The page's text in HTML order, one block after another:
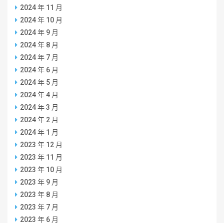
2024 年 11 月
2024 年 10 月
2024 年 9 月
2024 年 8 月
2024 年 7 月
2024 年 6 月
2024 年 5 月
2024 年 4 月
2024 年 3 月
2024 年 2 月
2024 年 1 月
2023 年 12 月
2023 年 11 月
2023 年 10 月
2023 年 9 月
2023 年 8 月
2023 年 7 月
2023 年 6 月